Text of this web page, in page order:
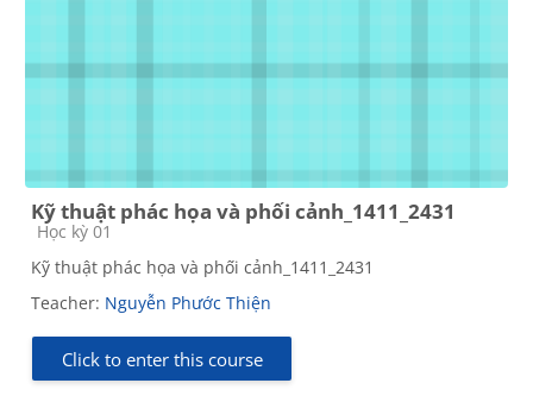
Kỹ thuật phác họa và phối cảnh_1411_2431
Course category
Học kỳ 01
Kỹ thuật phác họa và phối cảnh_1411_2431
Teacher: Nguyễn Phước Thiện
Click to enter this course